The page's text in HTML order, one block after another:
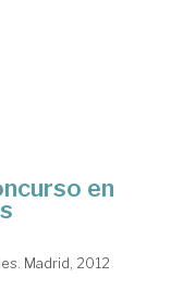
en
Madrid, 2012